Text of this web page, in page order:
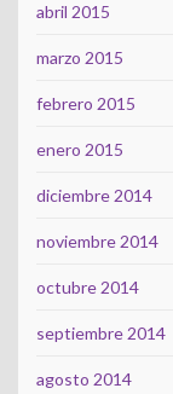
abril 2015
marzo 2015
febrero 2015
enero 2015
diciembre 2014
noviembre 2014
octubre 2014
septiembre 2014
agosto 2014